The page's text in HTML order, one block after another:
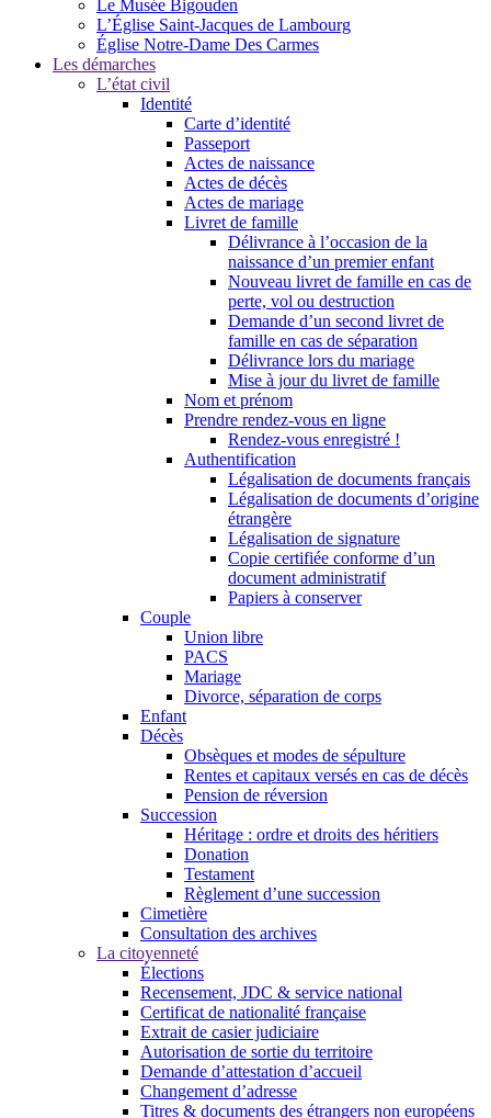
Le Musée Bigouden
L’Église Saint-Jacques de Lambourg
Église Notre-Dame Des Carmes
Les démarches
L’état civil
Identité
Carte d’identité
Passeport
Actes de naissance
Actes de décès
Actes de mariage
Livret de famille
Délivrance à l’occasion de la
naissance d’un premier enfant
Nouveau livret de famille en cas de
perte, vol ou destruction
Demande d’un second livret de
famille en cas de séparation
Délivrance lors du mariage
Mise à jour du livret de famille
Nom et prénom
Prendre rendez-vous en ligne
Rendez-vous enregistré !
Authentification
Légalisation de documents français
Légalisation de documents d’origine
étrangère
Légalisation de signature
Copie certifiée conforme d’un
document administratif
Papiers à conserver
Couple
Union libre
PACS
Mariage
Divorce, séparation de corps
Enfant
Décès
Obsèques et modes de sépulture
Rentes et capitaux versés en cas de décès
Pension de réversion
Succession
Héritage : ordre et droits des héritiers
Donation
Testament
Règlement d’une succession
Cimetière
Consultation des archives
La citoyenneté
Élections
Recensement, JDC & service national
Certificat de nationalité française
Extrait de casier judiciaire
Autorisation de sortie du territoire
Demande d’attestation d’accueil
Changement d’adresse
Titres & documents des étrangers non européens